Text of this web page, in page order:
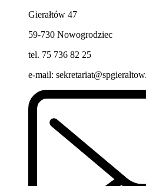
Gierałtów 47
59-730 Nowogrodziec
tel. 75 736 82 25
e-mail: